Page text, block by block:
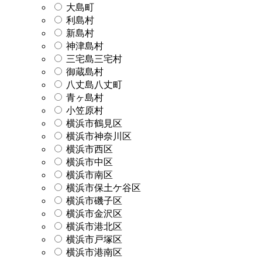
大島町
利島村
新島村
神津島村
三宅島三宅村
御蔵島村
八丈島八丈町
青ヶ島村
小笠原村
横浜市鶴見区
横浜市神奈川区
横浜市西区
横浜市中区
横浜市南区
横浜市保土ケ谷区
横浜市磯子区
横浜市金沢区
横浜市港北区
横浜市戸塚区
横浜市港南区